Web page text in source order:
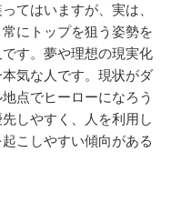
てはいますが、実は、
にトップを狙う姿勢を
す。夢や理想の現実化
気な人です。現状がダ
点でヒーローになろう
しやすく、人を利用し
こしやすい傾向がある